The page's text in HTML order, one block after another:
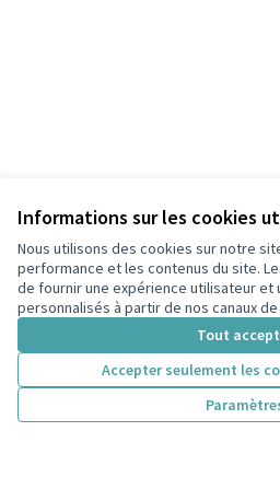
Informations sur les cookies
Nous utilisons des cookies sur notre
performance et les contenus du site.
de fournir une expérience utilisateur et
personnalisés à partir de nos canaux
Tout
Accepter seulement les